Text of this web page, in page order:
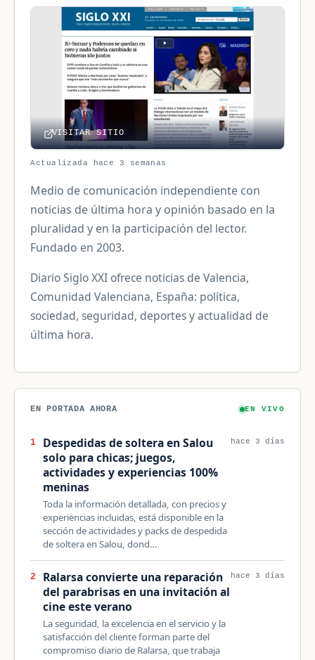
VISITAR SITIO
Actualizada hace 3 semanas
Medio de comunicación independiente con
noticias de última hora y opinión basado en la
pluralidad y en la participación del lector.
Fundado en 2003.
Diario Siglo XXI ofrece noticias de Valencia,
Comunidad Valenciana, España: política,
sociedad, seguridad, deportes y actualidad de
última hora.
EN PORTADA AHORA EN VIVO
1
Despedidas de soltera en Salou
solo para chicas; juegos,
actividades y experiencias 100%
meninas
Toda la información detallada, con precios y
experiencias incluidas, está disponible en la
sección de actividades y packs de despedida
de soltera en Salou, dond…
hace 3 días
2
Ralarsa convierte una reparación
del parabrisas en una invitación al
cine este verano
La seguridad, la excelencia en el servicio y la
satisfacción del cliente forman parte del
compromiso diario de Ralarsa, que trabaja
hace 3 días